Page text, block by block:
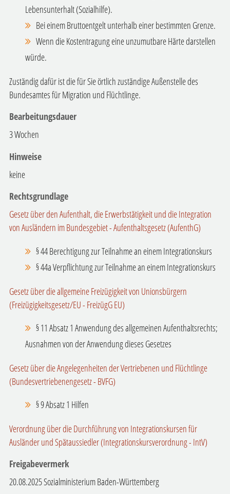
Lebensunterhalt (Sozialhilfe).
Bei einem Bruttoentgelt unterhalb einer bestimmten Grenze.
Wenn die Kostentragung eine unzumutbare Härte darstellen
würde.
Zuständig dafür ist die für Sie örtlich zuständige Außenstelle des
Bundesamtes für Migration und Flüchtlinge.
Bearbeitungsdauer
3 Wochen
Hinweise
keine
Rechtsgrundlage
Gesetz über den Aufenthalt, die Erwerbstätigkeit und die Integration
von Ausländern im Bundesgebiet - Aufenthaltsgesetz (AufenthG)
§ 44 Berechtigung zur Teilnahme an einem Integrationskurs
§ 44a Verpflichtung zur Teilnahme an einem Integrationskurs
Gesetz über die allgemeine Freizügigkeit von Unionsbürgern
(Freizügigkeitsgesetz/EU - FreizügG EU)
§ 11 Absatz 1 Anwendung des allgemeinen Aufenthaltsrechts;
Ausnahmen von der Anwendung dieses Gesetzes
Gesetz über die Angelegenheiten der Vertriebenen und Flüchtlinge
(Bundesvertriebenengesetz - BVFG)
§ 9 Absatz 1 Hilfen
Verordnung über die Durchführung von Integrationskursen für
Ausländer und Spätaussiedler (Integrationskursverordnung - IntV)
Freigabevermerk
20.08.2025 Sozialministerium Baden-Württemberg